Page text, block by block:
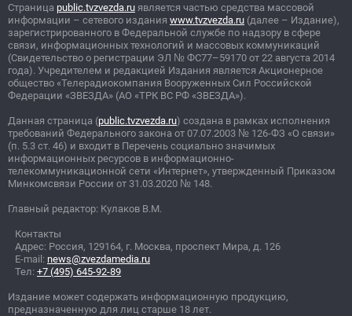
Страница public.tvzvezda.ru является частью средства массовой
информации – сетевого издания www.tvzvezda.ru (далее – Издание),
зарегистрированного в Федеральной службе по надзору в сфере
связи, информационных технологий и массовых коммуникаций
(Свидетельство о регистрации ЭЛ № ФС77–59170 от 22 августа 2014
года). Учредителем и редакцией Издания является Акционерное
общество «Телерадиокомпания Вооруженных Сил Российской
Федерации «ЗВЕЗДА» (АО «ТРК ВС РФ «ЗВЕЗДА»).
Данная страница (public.tvzvezda.ru) создана в рамках исполнения
требований Федерального закона от 07.07.2003 № 126-ФЗ «О связи»
(п. 5.3 ст. 46) и входит в Перечень социально значимых
информационных ресурсов в информационно-
телекоммуникационной сети «Интернет», утвержденный Приказом
Минкомсвязи России от 31.03.2020 № 148.
Главный редактор: Кулаков В.М.
Контакты
Адрес: Россия, 129164, г. Москва, проспект Мира, д. 126
E-mail: news@zvezdamedia.ru
Тел: +7 (495) 645-92-89
Издание может содержать информационную продукцию,
предназначенную для лиц старше 18 лет.